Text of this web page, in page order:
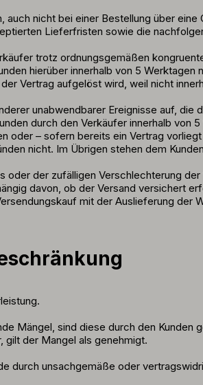
nicht bei einer Bestellung über
Lieferfristen sowie die
trotz ordnungsgemäßen
hierüber innerhalb von 5
Vertrag aufgelöst wird, weil nicht
unabwendbarer Ereignisse auf,
durch den Verkäufer innerhalb
oder – sofern bereits ein Vertrag
nicht. Im Übrigen stehen dem
oder der zufälligen Verschlechterung
davon, ob der Versand versichert
mit der Auslieferung der
Mängel, sind diese durch den
gilt der Mangel als genehmigt.
durch unsachgemäße oder